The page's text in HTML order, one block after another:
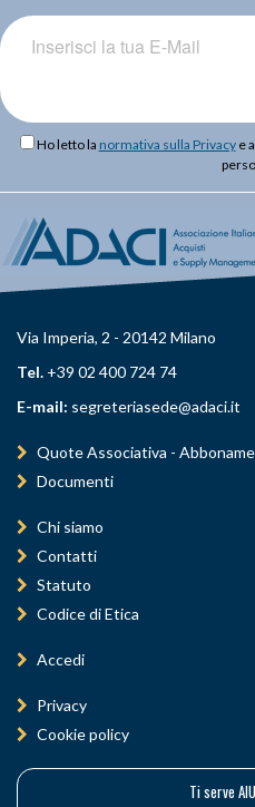
Ho letto la normativa sulla Privacye
Via Imperia, 2 - 20142 Milano
Tel. +39 02 400 724 74
E-mail: segreteriasede@adaci.it
Quote Associativa -
Documenti
Chi siamo
Contatti
Statuto
Codice di Etica
Accedi
Privacy
Cookie policy
Ti serve